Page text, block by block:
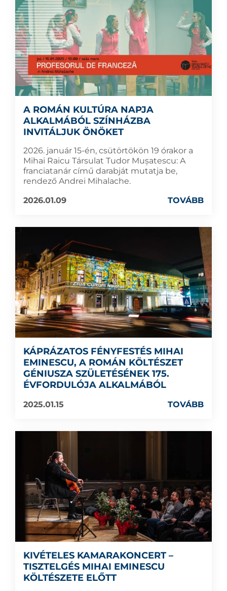
A ROMÁN KULTÚRA NAPJA
ALKALMÁBÓL SZÍNHÁZBA
INVITÁLJUK ÖNÖKET
2026. január 15-én, csütörtökön 19 órakor a
Mihai Raicu Társulat Tudor Mușatescu: A
franciatanár című darabját mutatja be,
rendező Andrei Mihalache.
2026.01.09
TOVÁBB
KÁPRÁZATOS FÉNYFESTÉS MIHAI
EMINESCU, A ROMÁN KÖLTÉSZET
GÉNIUSZA SZÜLETÉSÉNEK 175.
ÉVFORDULÓJA ALKALMÁBÓL
2025.01.15 TOVÁBB
KIVÉTELES KAMARAKONCERT –
TISZTELGÉS MIHAI EMINESCU
KÖLTÉSZETE ELŐTT